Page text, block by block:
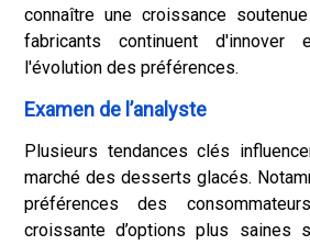
connaître une croissance
fabricants continuent
l'évolution des préférences.
Examen de l’analyste
Plusieurs tendances clés
marché des desserts glacés.
préférences des
croissante d’options plus saines